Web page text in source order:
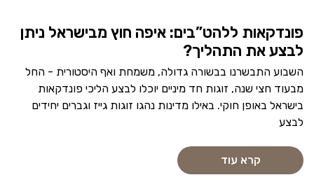
פונדקאות ללהט”בים: איפה חוץ מבישראל ניתן
לבצע את התהליך?
השבוע התבשרנו בבשורה גדולה, משמחת ואף היסטורית - החל
מבעוד חצי שנה, זוגות חד מיניים יוכלו לבצע הליכי פונדקאות
בישראל באופן חוקי. באילו מדינות נהגו זוגות גייז וגברים יחידים
לבצע
קרא עוד